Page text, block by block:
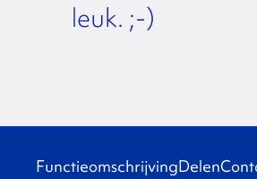
leuk. ;-)
FunctieomschrijvingDelen